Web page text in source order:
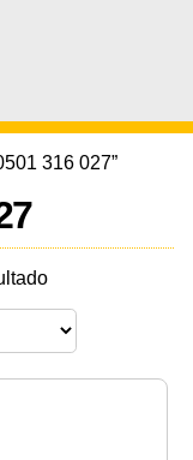
316 027”